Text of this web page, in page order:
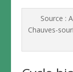
Source :
Chauves-